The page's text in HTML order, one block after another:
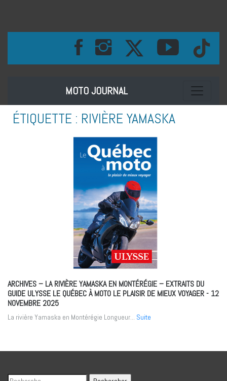
MOTO JOURNAL Toggle
ÉTIQUETTE : RIVIÈRE YAMASKA
ARCHIVES – LA RIVIÈRE YAMASKA EN MONTÉRÉGIE – EXTRAITS DU
GUIDE ULYSSE LE QUÉBEC À MOTO LE PLAISIR DE MIEUX VOYAGER- 12
NOVEMBRE 2025
La rivière Yamaska en Montérégie Longueur... Suite